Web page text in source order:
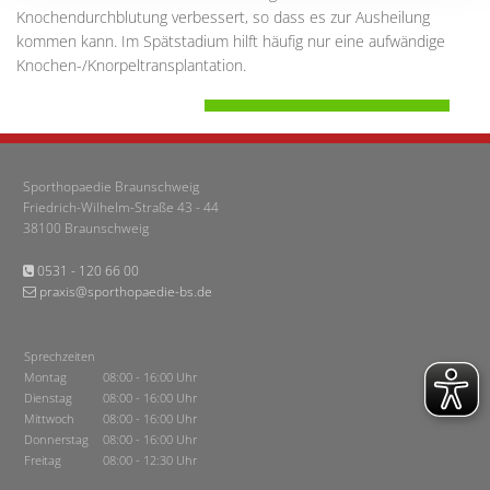
Knochendurchblutung verbessert, so dass es zur Ausheilung
kommen kann. Im Spätstadium hilft häufig nur eine aufwändige
Knochen-/Knorpeltransplantation.
Sporthopaedie Braunschweig
Friedrich-Wilhelm-Straße 43 - 44
38100 Braunschweig
 0531 - 120 66 00
 praxis@sporthopaedie-bs.de
Sprechzeiten
Montag
08:00 - 16:00 Uhr
Dienstag
08:00 - 16:00 Uhr
Mittwoch
08:00 - 16:00 Uhr
Donnerstag
08:00 - 16:00 Uhr
Freitag
08:00 - 12:30 Uhr